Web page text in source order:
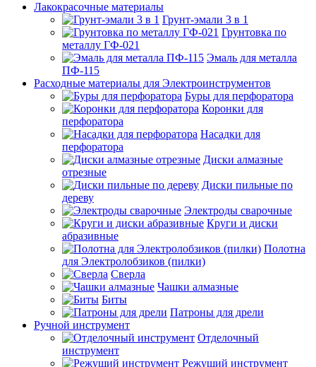
Лакокрасочные материалы
Грунт-эмали 3 в 1
Грунтовка по
металлу ГФ-021
Эмаль для металла
ПФ-115
Расходные материалы для Электроинструментов
Буры для перфоратора
Коронки для
перфоратора
Насадки для
перфоратора
Диски алмазные
отрезные
Диски пильные по
дереву
Электроды сварочные
Круги и диски
абразивные
Полотна
для Электролобзиков (пилки)
Сверла
Чашки алмазные
Биты
Патроны для дрели
Ручной инструмент
Отделочный
инструмент
Режущий инструмент